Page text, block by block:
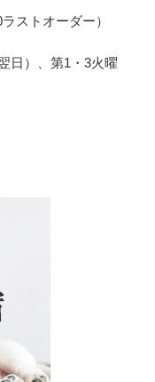
ストオーダー）
日）、第1・3火曜